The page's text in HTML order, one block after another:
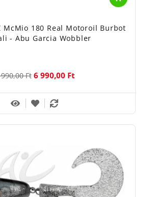
McMio 180 Real Motoroil Burbot
- Abu Garcia Wobbler
Ft 6 990,00 Ft